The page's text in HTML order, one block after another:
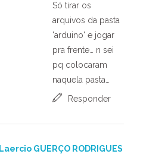
Só tirar os
arquivos da pasta
'arduino' e jogar
pra frente… n sei
pq colocaram
naquela pasta…
Responder
Laercio GUERÇO RODRIGUES